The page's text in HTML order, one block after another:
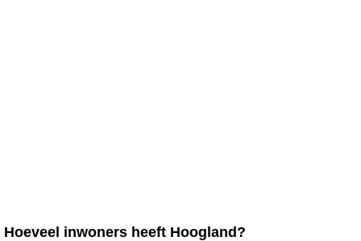
Hoeveel inwoners heeft Hoogland?